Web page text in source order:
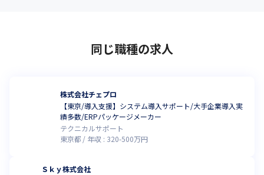
同じ職種の求人
株式会社チェプロ
【東京/導入支援】システム導入サポート/大手企業導入実
績多数/ERPパッケージメーカー
テクニカルサポート
東京都
年収 : 320-500万円
Ｓｋｙ株式会社